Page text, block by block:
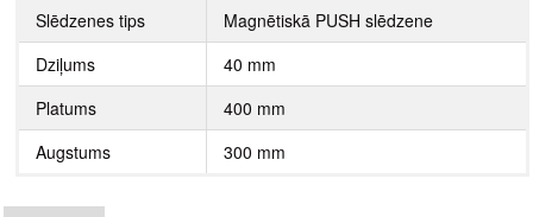
Slēdzenes tips
Magnētiskā PUSH slēdzene
Dziļums
40 mm
Platums
400 mm
Augstums
300 mm